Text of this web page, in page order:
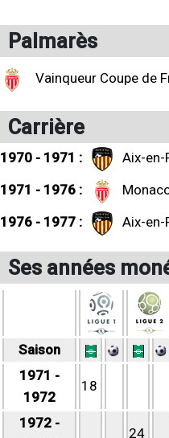
Palmarès
Vainqueur Coupe de
Carrière
1970 - 1971 :
Aix-en-
1971 - 1976 :
1976 - 1977 :
Aix-en-
Ses années
Saison
1971 -
1972
18
1972 -
24